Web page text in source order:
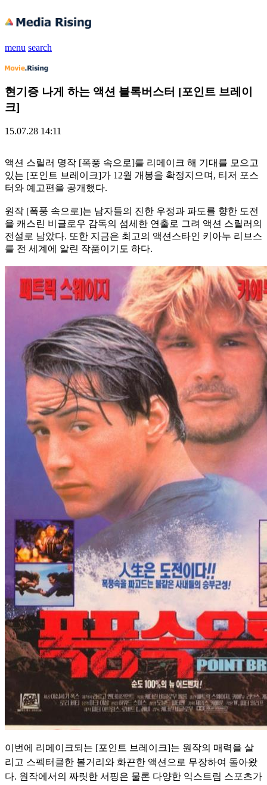
menu search
현기증 나게 하는 액션 블록버스터 [포인트 브레이
크]
15.07.28 14:11
액션 스릴러 명작 [폭풍 속으로]를 리메이크 해 기대를 모으고
있는 [포인트 브레이크]가 12월 개봉을 확정지으며, 티저 포스
터와 예고편을 공개했다.
원작 [폭풍 속으로]는 남자들의 진한 우정과 파도를 향한 도전
을 캐스린 비글로우 감독의 섬세한 연출로 그려 액션 스릴러의
전설로 남았다. 또한 지금은 최고의 액션스타인 키아누 리브스
를 전 세계에 알린 작품이기도 하다.
이번에 리메이크되는 [포인트 브레이크]는 원작의 매력을 살
리고 스펙터클한 볼거리와 화끈한 액션으로 무장하여 돌아왔
다. 원작에서의 짜릿한 서핑은 물론 다양한 익스트림 스포츠가